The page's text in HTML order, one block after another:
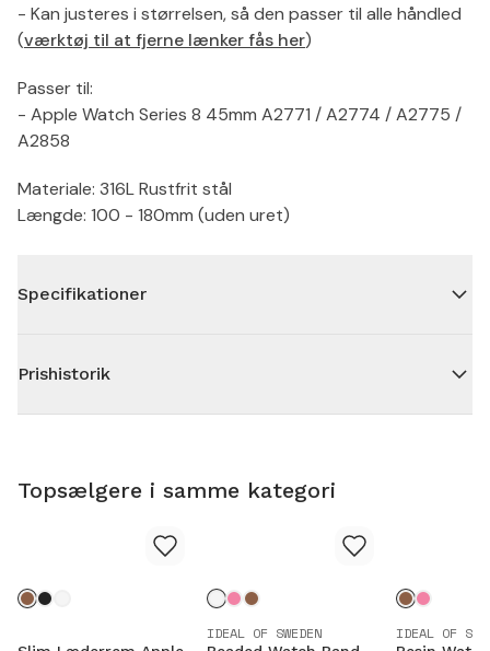
- Kan justeres i størrelsen, så den passer til alle håndled
(værktøj til at fjerne lænker fås her)
Passer til:
- Apple Watch Series 8 45mm A2771 / A2774 / A2775 /
A2858
Materiale: 316L Rustfrit stål
Længde: 100 - 180mm (uden uret)
Specifikationer
Prishistorik
Topsælgere i samme kategori
IDEAL OF SWEDEN IDEAL OF